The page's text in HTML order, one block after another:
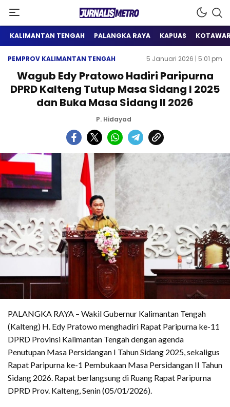
Jurnalis Metro
Satu Wadah Informasi
KALIMANTAN TENGAH PALANGKA RAYA KAPUAS
PEMPROV KALIMANTAN TENGAH 5 Januari 2026 | 5:01 pm
Wagub Edy Pratowo Hadiri Paripurna
DPRD Kalteng Tutup Masa Sidang I 2025
dan Buka Masa Sidang II 2026
P. Hidayad
PALANGKA RAYA – Wakil Gubernur Kalimantan Tengah
(Kalteng) H. Edy Pratowo menghadiri Rapat Paripurna ke-11
DPRD Provinsi Kalimantan Tengah dengan agenda
Penutupan Masa Persidangan I Tahun Sidang 2025, sekaligus
Rapat Paripurna ke-1 Pembukaan Masa Persidangan II Tahun
Sidang 2026. Rapat berlangsung di Ruang Rapat Paripurna
DPRD Prov. Kalteng, Senin (05/01/2026).